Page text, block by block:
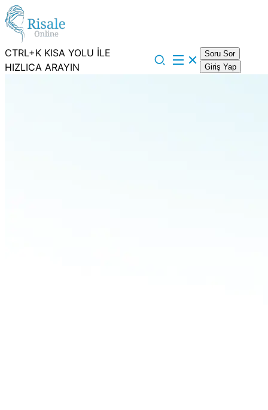
CTRL+K KISA YOLU İLE
HIZLICA ARAYIN
Soru Sor
Giriş Yap